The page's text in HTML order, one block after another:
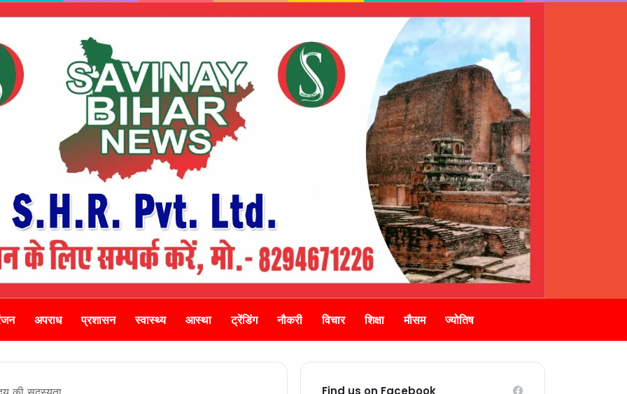
अपराध प्रशासन स्वास्थ्य आस्था ट्रेंडिंग नौकरी विचार शिक्षा मौसम ज्योतिष
Find us on Facebook